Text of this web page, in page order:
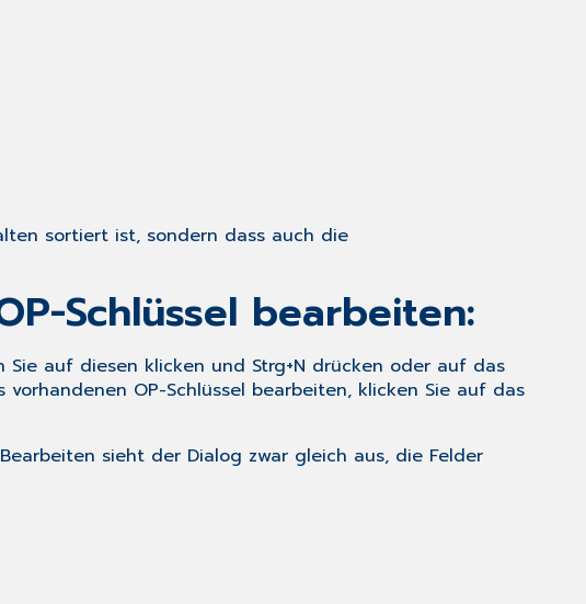
sortiert ist, sondern dass auch die
Schlüssel bearbeiten:
Sie auf diesen klicken und Strg+N drücken oder auf das
OP-Schlüssel bearbeiten, klicken Sie auf das
sieht der Dialog zwar gleich aus, die Felder